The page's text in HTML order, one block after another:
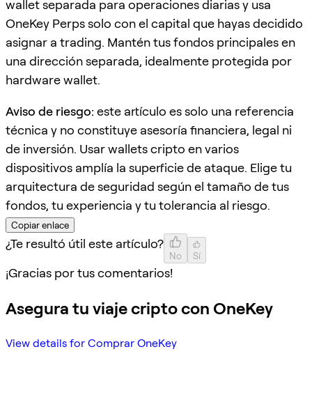
wallet separada para operaciones diarias y usa
OneKey Perps solo con el capital que hayas decidido
asignar a trading. Mantén tus fondos principales en
una dirección separada, idealmente protegida por
hardware wallet.
Aviso de riesgo: este artículo es solo una referencia
técnica y no constituye asesoría financiera, legal ni
de inversión. Usar wallets cripto en varios
dispositivos amplía la superficie de ataque. Elige tu
arquitectura de seguridad según el tamaño de tus
fondos, tu experiencia y tu tolerancia al riesgo.
Copiar enlace
¿Te resultó útil este artículo?
No Sí
¡Gracias por tus comentarios!
Asegura tu viaje cripto con OneKey
View details for Comprar OneKey